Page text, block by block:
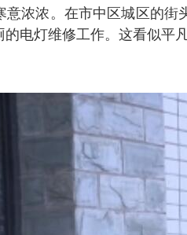
浓浓。在市中区城区的
电灯维修工作。这看似平